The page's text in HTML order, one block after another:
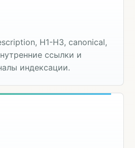
H1-H3, canonical,
ссылки и
индексации.